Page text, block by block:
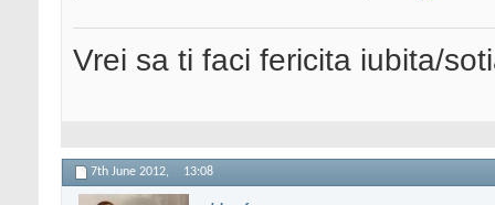
Vrei sa ti faci fericita iubita/
7th June 2012, 13:08